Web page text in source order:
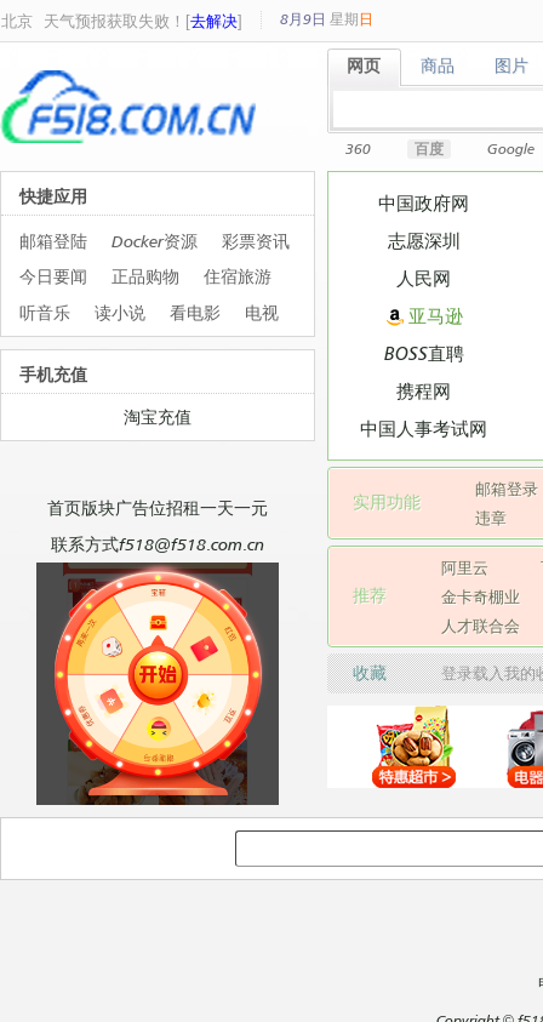
北京 天气预报获取失败！[去解决] 8月9日 星期 日
网页
网页 商品
商品 图片
图片
360 百度 Google
中国政府网
志愿深圳
人民网
亚马逊
BOSS直聘
携程网
中国人事考试网
实用功能
邮箱登录
违章
推荐
阿里云
金卡奇棚业
人才联合会
收藏 登录载入我
快捷应用
邮箱登陆 Docker资源
彩票资讯
今日要闻
正品购物
住宿旅游
听音乐
读小说 看电影 电视
手机充值
淘宝充值
首页版块广告位招租一天一元
联系方式f518@f518.com.cn